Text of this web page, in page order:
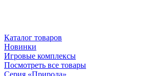
Каталог товаров
Новинки
Игровые комплексы
Посмотреть все товары
Серия «Природа»